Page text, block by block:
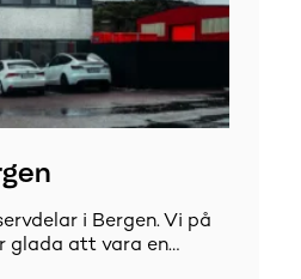
i Bergen. Vi på
glada att vara en…